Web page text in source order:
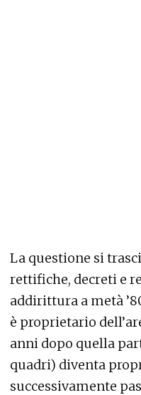
La questione si
rettifiche, decreti e
addirittura a metà
è proprietario
anni dopo quella
quadri) diventa
successivamente